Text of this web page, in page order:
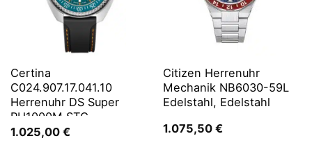
Certina
C024.907.17.041.10
Herrenuhr DS Super
PH1000M STC
1.025,00 €
Citizen Herrenuhr
Mechanik NB6030-59L
Edelstahl, Edelstahl
1.075,50 €